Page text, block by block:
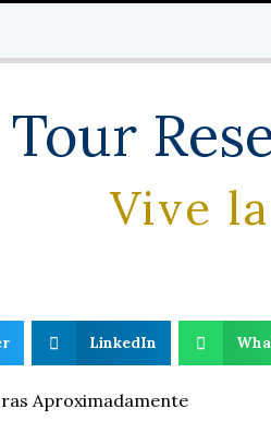
Tour
Vive
LinkedIn
Aproximadamente